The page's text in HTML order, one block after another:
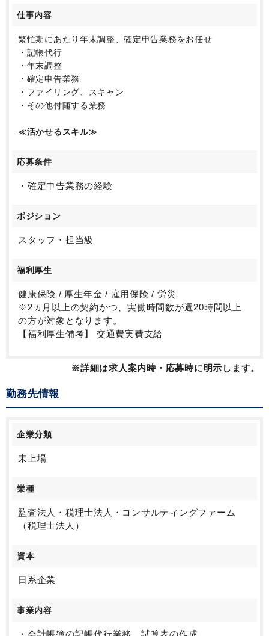
仕事内容
繁忙期にあたり年末調整、確定申告業務をお任せ
・記帳代行
・年末調整
・確定申告業務
・ファイリング、スキャン
・その他付随する業務
≪活かせるスキル≫
応募条件
・確定申告業務の経験
ポジション
スタッフ・担当級
福利厚生
健康保険 / 厚生年金 / 雇用保険 / 労災
※2ヵ月以上の契約かつ、実働時間数が週20時間以上
の方が対象となります。
【福利厚生備考】 交通費実費支給
※詳細は求人案内時・応募時に明示します。
勤務先情報
企業分類
未上場
業種
監査法人・税理士法人・コンサルティングファーム
（税理士法人）
資本
日系企業
事業内容
・会計帳簿の記帳代行業務、試算表の作成